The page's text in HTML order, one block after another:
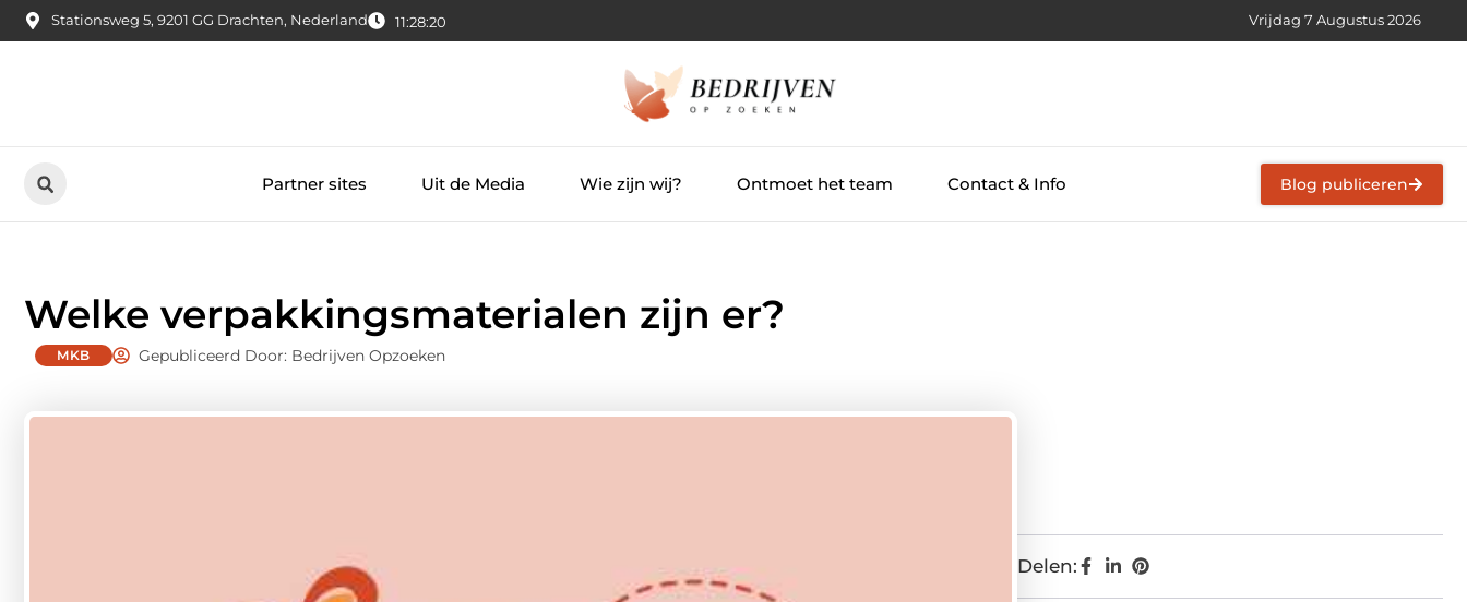
Stationsweg 5, 9201 GG Drachten, Nederland 11:28:21 Vrijdag 7 Augustus 2026
Partner sites Uit de Media Wie zijn wij? Ontmoet het team Contact & Info Blog publiceren
Welke verpakkingsmaterialen zijn er?
MKB Gepubliceerd Door: Bedrijven Opzoeken
Delen: